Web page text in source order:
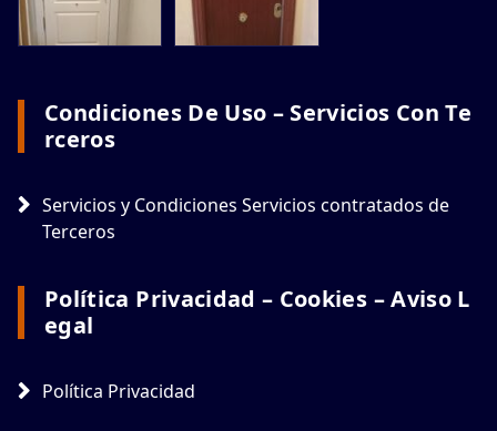
Condiciones De Uso – Servicios Con Te
Rceros
Servicios y Condiciones Servicios contratados de
Terceros
Política Privacidad – Cookies – Aviso L
Egal
Política Privacidad